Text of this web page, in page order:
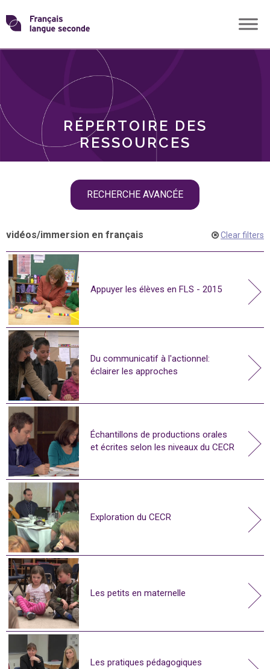
Skip
toTransformons
langue
RÉPERTOIRE DES
RESSOURCES
RECHERCHE AVANCÉE
THÈMES
vidéos/immersion en français Clear filters
Appuyer les élèves en FLS - 2015
Du communicatif à l'actionnel:
éclairer les approches
Échantillons de productions orales
et écrites selon les niveaux du CECR
Exploration du CECR
Les petits en maternelle
Les pratiques pédagogiques